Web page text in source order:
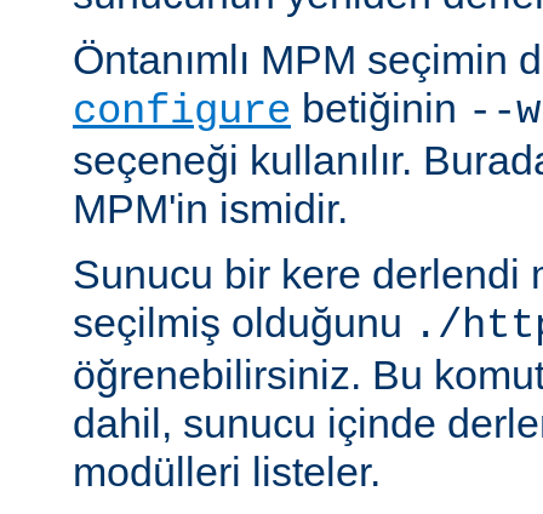
Öntanımlı MPM seçimin
configure betiğinin --
seçeneği kullanılır.
MPM'in ismidir.
Sunucu bir kere derlendi
seçilmiş olduğunu ./
öğrenebilirsiniz. Bu
dahil, sunucu içinde
modülleri listeler.